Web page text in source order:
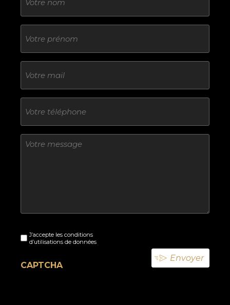
Sans
titre
E-
mail
Téléphone
Sans
titre
titreJ’accepte les conditions
d’utilisations de données
CAPTCHA